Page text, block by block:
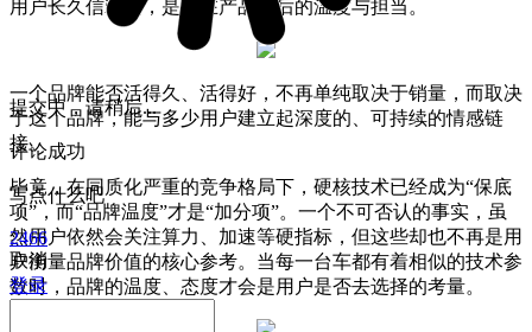
用户长久信赖的，是藏在产品背后的温度与担当。
一个品牌能否活得久、活得好，不再单纯取决于销量，而取决
于这个品牌，能与多少用户建立起深度的、可持续的情感链
接。
毕竟，在同质化严重的竞争格局下，硬核技术已经成为“保底
项”，而“品牌温度”才是“加分项”。一个不可否认的事实，虽
然用户依然会关注算力、加速等硬指标，但这些却也不再是用
户衡量品牌价值的核心参考。当每一台车都有着相似的技术参
数时，品牌的温度、态度才会是用户是否去选择的考量。
提交中，请稍后...
评论成功
写点什么吧
2466
取消
登录